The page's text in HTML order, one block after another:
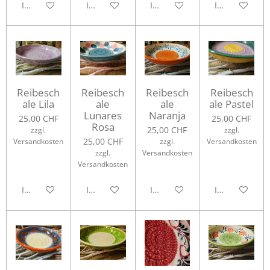
In den WarenkorbIn den WarenkorbIn den WarenkorbIn den
Reibesch
ale Lila
25,00 CHF
zzgl.
Versandkosten
In den Warenkorb
Reibesch
ale
Lunares
Rosa
25,00 CHF
zzgl.
Versandkosten
In den Warenkorb
Reibesch
ale
Naranja
25,00 CHF
zzgl.
Versandkosten
In den Warenkorb
Reibesch
ale Pastel
25,00 CHF
zzgl.
Versandkosten
In den